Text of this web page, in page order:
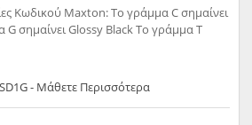
Κωδικού Maxton: Το γράμμα C σημαίνει
σημαίνει Glossy Black Το γράμμα T
- Μάθετε Περισσότερα